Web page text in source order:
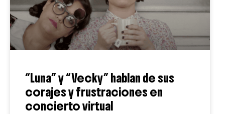
“Luna” y “Vecky” hablan de sus
corajes y frustraciones en
concierto virtual